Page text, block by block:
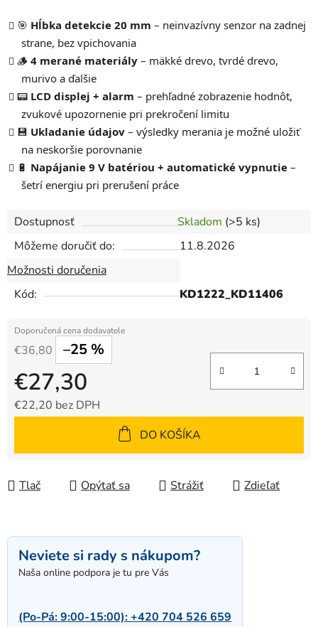
🎯 Hĺbka detekcie 20 mm – neinvazívny senzor na zadnej
strane, bez vpichovania
🪵 4 merané materiály – mäkké drevo, tvrdé drevo,
murivo a ďalšie
📟 LCD displej + alarm – prehľadné zobrazenie hodnôt,
zvukové upozornenie pri prekročení limitu
💾 Ukladanie údajov – výsledky merania je možné uložiť
na neskoršie porovnanie
🔋 Napájanie 9 V batériou + automatické vypnutie –
šetrí energiu pri prerušení práce
Dostupnosť Skladom (>5 ks)
Môžeme doručiť do:
11.8.2026
Možnosti doručenia
Kód:
KD1222_KD11406
€36,80 –25 %
€27,30
€22,20 bez DPH
DO KOŠÍKA
Tlač Opýtať sa Strážiť Zdieľať
Neviete si rady s nákupom?
Naša online podpora je tu pre Vás
(Po-Pá: 9:00-15:00):+420 704 526 659